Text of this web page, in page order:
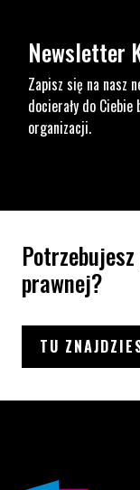
Newsletter
Zapisz się na nasz
docierały do
organizacji.
prawnej?
TU